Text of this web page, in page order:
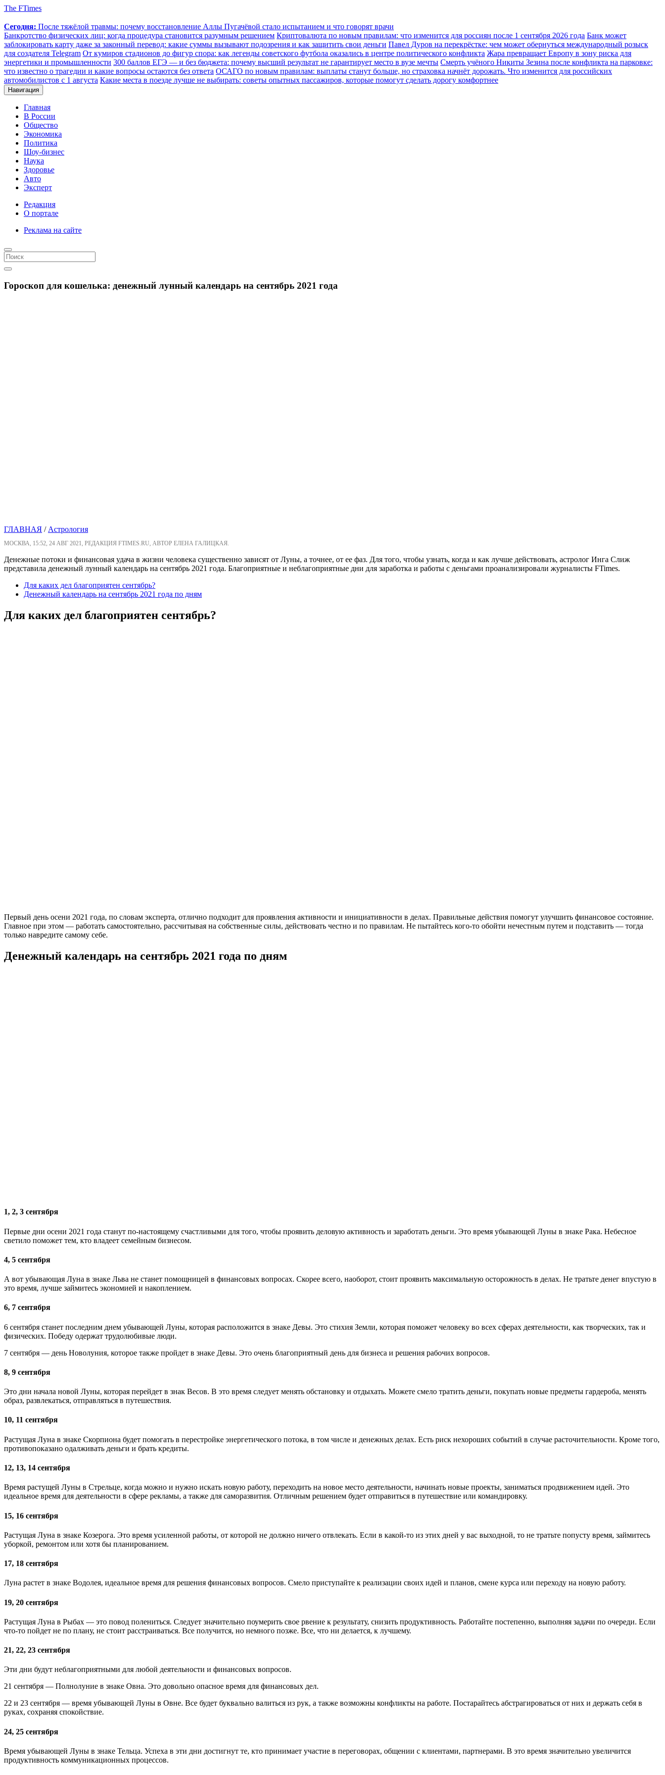
The FTimes
Сегодня: После тяжёлой травмы: почему восстановление Аллы Пугачёвой стало испытанием и что говорят врачи
Банкротство физических лиц: когда процедура становится разумным решением Криптовалюта по новым правилам: что изменится для россиян после 1 сентября 2026 года Банк может
заблокировать карту даже за законный перевод: какие суммы вызывают подозрения и как защитить свои деньги Павел Дуров на перекрёстке: чем может обернуться международный розыск
для создателя Telegram От кумиров стадионов до фигур спора: как легенды советского футбола оказались в центре политического конфликта Жара превращает Европу в зону риска для
энергетики и промышленности 300 баллов ЕГЭ — и без бюджета: почему высший результат не гарантирует место в вузе мечты Смерть учёного Никиты Зезина после конфликта на парковке:
что известно о трагедии и какие вопросы остаются без ответа ОСАГО по новым правилам: выплаты станут больше, но страховка начнёт дорожать. Что изменится для российских
автомобилистов с 1 августа Какие места в поезде лучше не выбирать: советы опытных пассажиров, которые помогут сделать дорогу комфортнее
Навигация
Главная
В России
Общество
Экономика
Политика
Шоу-бизнес
Наука
Здоровье
Авто
Эксперт
Редакция
О портале
Реклама на сайте
Гороскоп для кошелька: денежный лунный календарь на сентябрь 2021 года
ГЛАВНАЯ /Астрология
МОСКВА, 15:52, 24 АВГ 2021, РЕДАКЦИЯ FTIMES.RU, АВТОР ЕЛЕНА ГАЛИЦКАЯ.
Денежные потоки и финансовая удача в жизни человека существенно зависят от Луны, а точнее, от ее фаз. Для того, чтобы узнать, когда и как лучше действовать, астролог Инга Слиж
представила денежный лунный календарь на сентябрь 2021 года. Благоприятные и неблагоприятные дни для заработка и работы с деньгами проанализировали журналисты FTimes.
Для каких дел благоприятен сентябрь?
Денежный календарь на сентябрь 2021 года по дням
Для каких дел благоприятен сентябрь?
Первый день осени 2021 года, по словам эксперта, отлично подходит для проявления активности и инициативности в делах. Правильные действия помогут улучшить финансовое состояние.
Главное при этом — работать самостоятельно, рассчитывая на собственные силы, действовать честно и по правилам. Не пытайтесь кого-то обойти нечестным путем и подставить — тогда
только навредите самому себе.
Денежный календарь на сентябрь 2021 года по дням
1, 2, 3 сентября
Первые дни осени 2021 года станут по-настоящему счастливыми для того, чтобы проявить деловую активность и заработать деньги. Это время убывающей Луны в знаке Рака. Небесное
светило поможет тем, кто владеет семейным бизнесом.
4, 5 сентября
А вот убывающая Луна в знаке Льва не станет помощницей в финансовых вопросах. Скорее всего, наоборот, стоит проявить максимальную осторожность в делах. Не тратьте денег впустую в
это время, лучше займитесь экономией и накоплением.
6, 7 сентября
6 сентября станет последним днем убывающей Луны, которая расположится в знаке Девы. Это стихия Земли, которая поможет человеку во всех сферах деятельности, как творческих, так и
физических. Победу одержат трудолюбивые люди.
7 сентября — день Новолуния, которое также пройдет в знаке Девы. Это очень благоприятный день для бизнеса и решения рабочих вопросов.
8, 9 сентября
Это дни начала новой Луны, которая перейдет в знак Весов. В это время следует менять обстановку и отдыхать. Можете смело тратить деньги, покупать новые предметы гардероба, менять
образ, развлекаться, отправляться в путешествия.
10, 11 сентября
Растущая Луна в знаке Скорпиона будет помогать в перестройке энергетического потока, в том числе и денежных делах. Есть риск нехороших событий в случае расточительности. Кроме того,
противопоказано одалживать деньги и брать кредиты.
12, 13, 14 сентября
Время растущей Луны в Стрельце, когда можно и нужно искать новую работу, переходить на новое место деятельности, начинать новые проекты, заниматься продвижением идей. Это
идеальное время для деятельности в сфере рекламы, а также для саморазвития. Отличным решением будет отправиться в путешествие или командировку.
15, 16 сентября
Растущая Луна в знаке Козерога. Это время усиленной работы, от которой не должно ничего отвлекать. Если в какой-то из этих дней у вас выходной, то не тратьте попусту время, займитесь
уборкой, ремонтом или хотя бы планированием.
17, 18 сентября
Луна растет в знаке Водолея, идеальное время для решения финансовых вопросов. Смело приступайте к реализации своих идей и планов, смене курса или переходу на новую работу.
19, 20 сентября
Растущая Луна в Рыбах — это повод полениться. Следует значительно поумерить свое рвение к результату, снизить продуктивность. Работайте постепенно, выполняя задачи по очереди. Если
что-то пойдет не по плану, не стоит расстраиваться. Все получится, но немного позже. Все, что ни делается, к лучшему.
21, 22, 23 сентября
Эти дни будут неблагоприятными для любой деятельности и финансовых вопросов.
21 сентября — Полнолуние в знаке Овна. Это довольно опасное время для финансовых дел.
22 и 23 сентября — время убывающей Луны в Овне. Все будет буквально валиться из рук, а также возможны конфликты на работе. Постарайтесь абстрагироваться от них и держать себя в
руках, сохраняя спокойствие.
24, 25 сентября
Время убывающей Луны в знаке Тельца. Успеха в эти дни достигнут те, кто принимает участие в переговорах, общении с клиентами, партнерами. В это время значительно увеличится
продуктивность коммуникационных процессов.